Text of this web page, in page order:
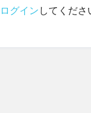
ログイン してくださ